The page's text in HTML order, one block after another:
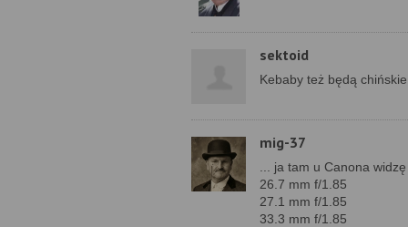
sektoid
Kebaby też będą
mig-37
... ja tam u Canona
26.7 mm f/1.85
27.1 mm f/1.85
33.3 mm f/1.85